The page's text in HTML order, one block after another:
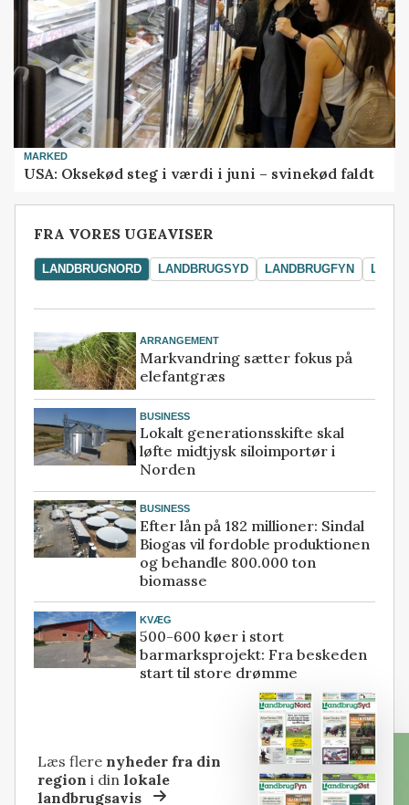
MARKED
USA: Oksekød steg i værdi i juni – svinekød faldt
FRA VORES UGEAVISER
LANDBRUGNORD LANDBRUGSYD LANDBRUGFYN
ARRANGEMENT
Markvandring sætter fokus på
elefantgræs
BUSINESS
Lokalt generationsskifte skal
løfte midtjysk siloimportør i
Norden
BUSINESS
Efter lån på 182 millioner: Sindal
Biogas vil fordoble produktionen
og behandle 800.000 ton
biomasse
KVÆG
500-600 køer i stort
barmarksprojekt: Fra beskeden
start til store drømme
Læs flere nyheder fra din
region i dinlokale
landbrugsavis